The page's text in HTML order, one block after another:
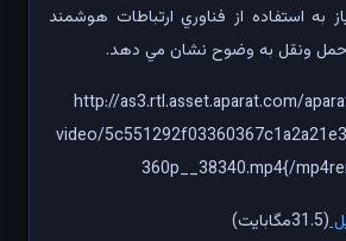
به استفاده از فناوري ارتباطات هوشمند
حمل ونقل به وضوح نشان مي دهد.
{mp4remote}http://as3.rtl.asset.aparat.com/
video/
360p__38340.mp4{/
(31.5مگابایت)